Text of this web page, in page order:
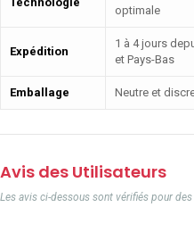
optimale
Expédition
1 à 4 jours
et Pays-Bas
Emballage Neutre et
Avis des Utilisateurs
Les avis ci-dessous sont vérifiés pour